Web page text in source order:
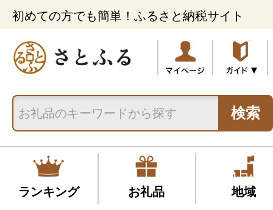
初めての方でも簡単！ふるさと納税サイト
検索
ランキング お礼品 地域